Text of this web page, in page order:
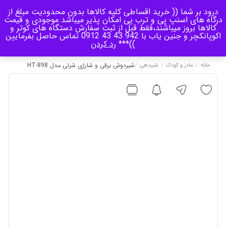
منو
0
خانه / مادر و کودک / شیردهی /شیردوش برقی و شارژی شرلی مدل HT-898
درود بر شما (( خرید اقساطی کلیه کالاها بدون محدودیت مبلغ از
درگاه های اسنپ پی و ترب پی امکان پذیر میباشد.موجودی و قیمت
کالاها بروز میباشند،فقط قبل از ثبت سفارش دستگاه های کوتر و
اکوپانکچر و جنین یاب با 942 43 43 0912 تماس حاصل بفرمایین
))*** رد کردن